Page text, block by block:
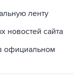
ленту
новостей сайта
официальном